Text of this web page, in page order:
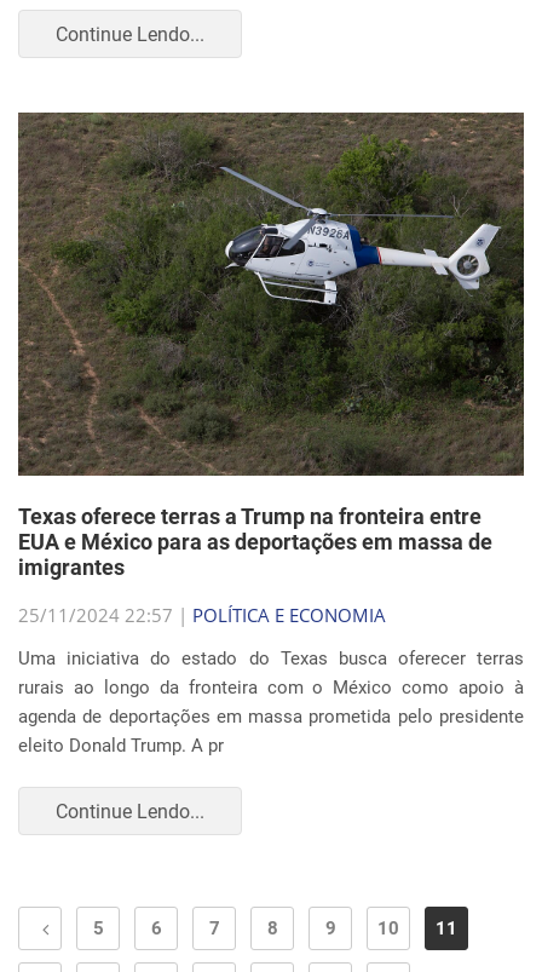
Continue Lendo...
Texas oferece terras a Trump na fronteira entre
EUA e México para as deportações em massa de
imigrantes
25/11/2024 22:57 | POLÍTICA E ECONOMIA
Uma iniciativa do estado do Texas busca oferecer terras
rurais ao longo da fronteira com o México como apoio à
agenda de deportações em massa prometida pelo presidente
eleito Donald Trump. A pr
Continue Lendo...
5 6 7 8 9 10 11